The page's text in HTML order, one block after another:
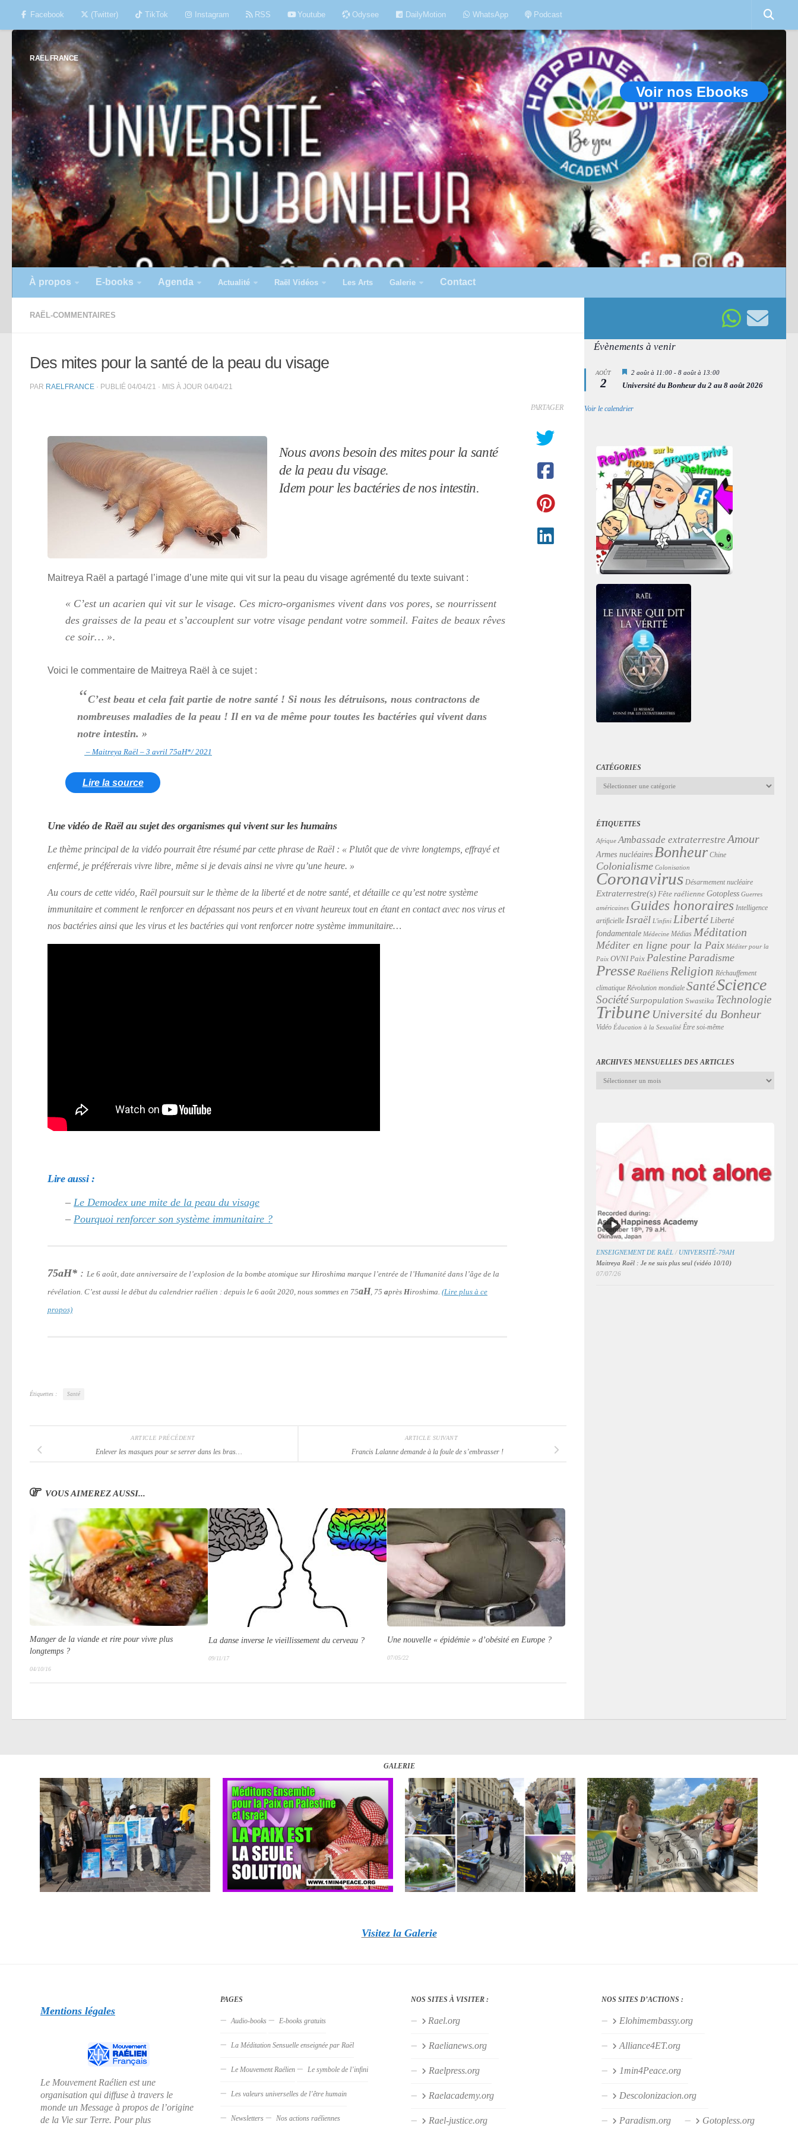
Skip to content
Facebook (Twitter) TikTok Instagram RSS Youtube Odysee DailyMotion WhatsApp Podcast
RAËL FRANCE
Voir nos Ebooks
À propos E-books Agenda Actualité Raël Vidéos Les Arts Galerie Contact
RAËL-COMMENTAIRES
Des mites pour la santé de la peau du visage
PAR RAELFRANCE · PUBLIÉ 04/04/21 · MIS À JOUR 04/04/21
Nous avons besoin des mites pour la santé
de la peau du visage.
Idem pour les bactéries de nos intestin.
Maitreya Raël a partagé l’image d’une mite qui vit sur la peau du visage agrémenté du texte suivant :
« C’est un acarien qui vit sur le visage. Ces micro-organismes vivent dans vos pores, se nourrissent
des graisses de la peau et s’accouplent sur votre visage pendant votre sommeil. Faites de beaux rêves
ce soir… ».
Voici le commentaire de Maitreya Raël à ce sujet :
“C’est beau et cela fait partie de notre santé ! Si nous les détruisons, nous contractons de
nombreuses maladies de la peau ! Il en va de même pour toutes les bactéries qui vivent dans
notre intestin. »
– Maitreya Raël – 3 avril 75aH*/ 2021
Lire la source
Une vidéo de Raël au sujet des organismes qui vivent sur les humains
Le thème principal de la vidéo pourrait être résumé par cette phrase de Raël : « Plutôt que de vivre longtemps, effrayé et
enfermé, je préférerais vivre libre, même si je devais ainsi ne vivre qu’une heure. »
Au cours de cette vidéo, Raël poursuit sur le thème de la liberté et de notre santé, et détaille ce qu’est notre système
immunitaire et comment le renforcer en dépassant nos peurs et en vivant heureux tout en étant en contact avec nos virus et
nos bactéries ainsi que les virus et les bactéries qui vont renforcer notre système immunitaire…
Lire aussi :
– Le Demodex une mite de la peau du visage
– Pourquoi renforcer son système immunitaire ?
75aH* : Le 6 août, date anniversaire de l’explosion de la bombe atomique sur Hiroshima marque l’entrée de l’Humanité dans l’âge de la
révélation. C’est aussi le début du calendrier raélien : depuis le 6 août 2020, nous sommes en 75aH, 75 après Hiroshima. (Lire plus à ce
propos)
PARTAGER
Étiquettes : Santé
ARTICLE SUIVANT
Francis Lalanne demande à la foule de s’embrasser !
ARTICLE PRÉCÉDENT
Enlever les masques pour se serrer dans les bras…
VOUS AIMEREZ AUSSI...
Manger de la viande et rire pour vivre plus
longtemps ?
04/10/16
La danse inverse le vieillissement du cerveau ?
09/11/17
Une nouvelle« épidémie » d’obésité en Europe ?
07/05/22
Évènements à venir
AOÛT
2
Mis
avant
2 août à 11:00 - 8 août à 13:00
Université du Bonheur du 2 au 8 août 2026
Voir le calendrier
CATÉGORIES
Catégories
ÉTIQUETTES
Afrique Ambassade extraterrestre Amour
Armes nucléaires Bonheur Chine
Colonialisme Colonisation
Coronavirus Désarmement nucléaire
Extraterrestre(s) Fête raélienne Gotopless Guerres
américaines Guides honoraires Intelligence
artificielle Israël L'infini Liberté Liberté
fondamentale Médecine Médias Méditation
Méditer en ligne pour la Paix Méditer pour la
Paix OVNI Paix PalestineParadisme
PresseRaéliens Religion Réchauffement
climatique Révolution mondiale SantéScience
SociétéSurpopulation Swastika Technologie
Tribune Université du Bonheur
Vidéo Éducation à la Sexualité Être soi-même
ARCHIVES MENSUELLES DES ARTICLES
Archives
ENSEIGNEMENT DE RAËL / UNIVERSITÉ-79AH
Maitreya Raël : Je ne suis plus seul (vidéo 10/10)
07/07/26
GALERIE
Visitez la Galerie
Mentions légales
Le Mouvement Raélien est une
organisation qui diffuse à travers le
monde un Message à propos de l’origine
de la Vie sur Terre. Pour plus
PAGES
Audio-books E-books gratuits
La Méditation Sensuelle enseignée par Raël
Le Mouvement Raélien Le symbole de l’infini
Les valeurs universelles de l’être humain
Newsletters Nos actions raéliennes
NOS SITES À VISITER :
Rael.org
Raelianews.org
Raelpress.org
Raelacademy.org
Rael-justice.org
NOS SITES D’ACTIONS :
Elohimembassy.org
Alliance4ET.org
1min4Peace.org
Descolonizacion.org
Paradism.org Gotopless.org